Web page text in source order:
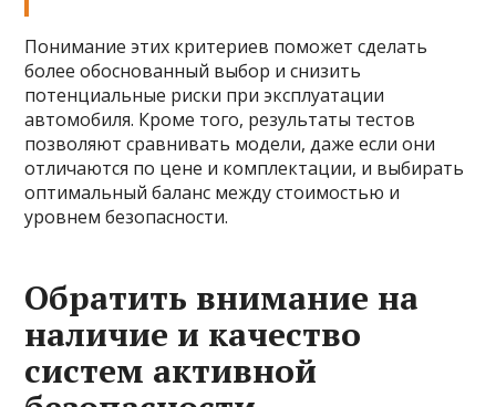
Понимание этих критериев поможет сделать
более обоснованный выбор и снизить
потенциальные риски при эксплуатации
автомобиля. Кроме того, результаты тестов
позволяют сравнивать модели, даже если они
отличаются по цене и комплектации, и выбирать
оптимальный баланс между стоимостью и
уровнем безопасности.
Обратить внимание на
наличие и качество
систем активной